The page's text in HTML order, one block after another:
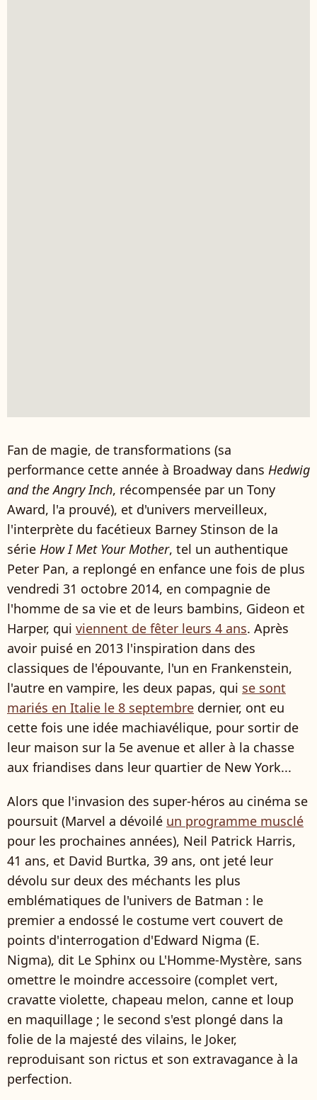
Fan de magie, de transformations (sa
performance cette année à Broadway dans Hedwig
and the Angry Inch, récompensée par un Tony
Award, l'a prouvé), et d'univers merveilleux,
l'interprète du facétieux Barney Stinson de la
série How I Met Your Mother, tel un authentique
Peter Pan, a replongé en enfance une fois de plus
vendredi 31 octobre 2014, en compagnie de
l'homme de sa vie et de leurs bambins, Gideon et
Harper, qui viennent de fêter leurs 4 ans. Après
avoir puisé en 2013 l'inspiration dans des
classiques de l'épouvante, l'un en Frankenstein,
l'autre en vampire, les deux papas, qui se sont
mariés en Italie le 8 septembre dernier, ont eu
cette fois une idée machiavélique, pour sortir de
leur maison sur la 5e avenue et aller à la chasse
aux friandises dans leur quartier de New York...
Alors que l'invasion des super-héros au cinéma se
poursuit (Marvel a dévoilé un programme musclé
pour les prochaines années), Neil Patrick Harris,
41 ans, et David Burtka, 39 ans, ont jeté leur
dévolu sur deux des méchants les plus
emblématiques de l'univers de Batman : le
premier a endossé le costume vert couvert de
points d'interrogation d'Edward Nigma (E.
Nigma), dit Le Sphinx ou L'Homme-Mystère, sans
omettre le moindre accessoire (complet vert,
cravatte violette, chapeau melon, canne et loup
en maquillage ; le second s'est plongé dans la
folie de la majesté des vilains, le Joker,
reproduisant son rictus et son extravagance à la
perfection.